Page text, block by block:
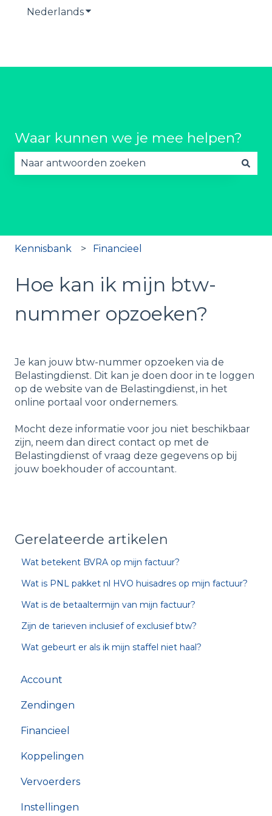
NederlandsSubmenu tonen voor vertalingen
Waar kunnen we je mee helpen?
Kennisbank Financieel
Hoe kan ik mijn btw-
nummer opzoeken?
Je kan jouw btw-nummer opzoeken via de
Belastingdienst. Dit kan je doen door in te loggen
op de website van de Belastingdienst, in het
online portaal voor ondernemers.
Mocht deze informatie voor jou niet beschikbaar
zijn, neem dan direct contact op met de
Belastingdienst of vraag deze gegevens op bij
jouw boekhouder of accountant.
Gerelateerde artikelen
Wat betekent BVRA op mijn factuur?
Wat is PNL pakket nl HVO huisadres op mijn factuur?
Wat is de betaaltermijn van mijn factuur?
Zijn de tarieven inclusief of exclusief btw?
Wat gebeurt er als ik mijn staffel niet haal?
Account
Zendingen
Financieel
Koppelingen
Vervoerders
Instellingen